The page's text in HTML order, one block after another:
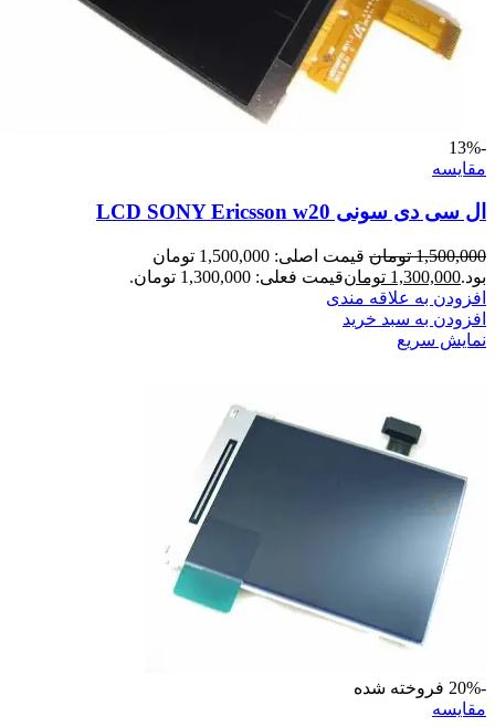
-13%
مقايسه
ال سی دی سونی LCD SONY Ericsson w20
1,500,000 تومان
قیمت اصلی: 1,500,000 تومان
بود.1,300,000 تومانقیمت فعلی: 1,300,000 تومان.
افزودن به علاقه مندی
افزودن به سبد خرید
نمایش سریع
-20%
فروخته شده
مقايسه